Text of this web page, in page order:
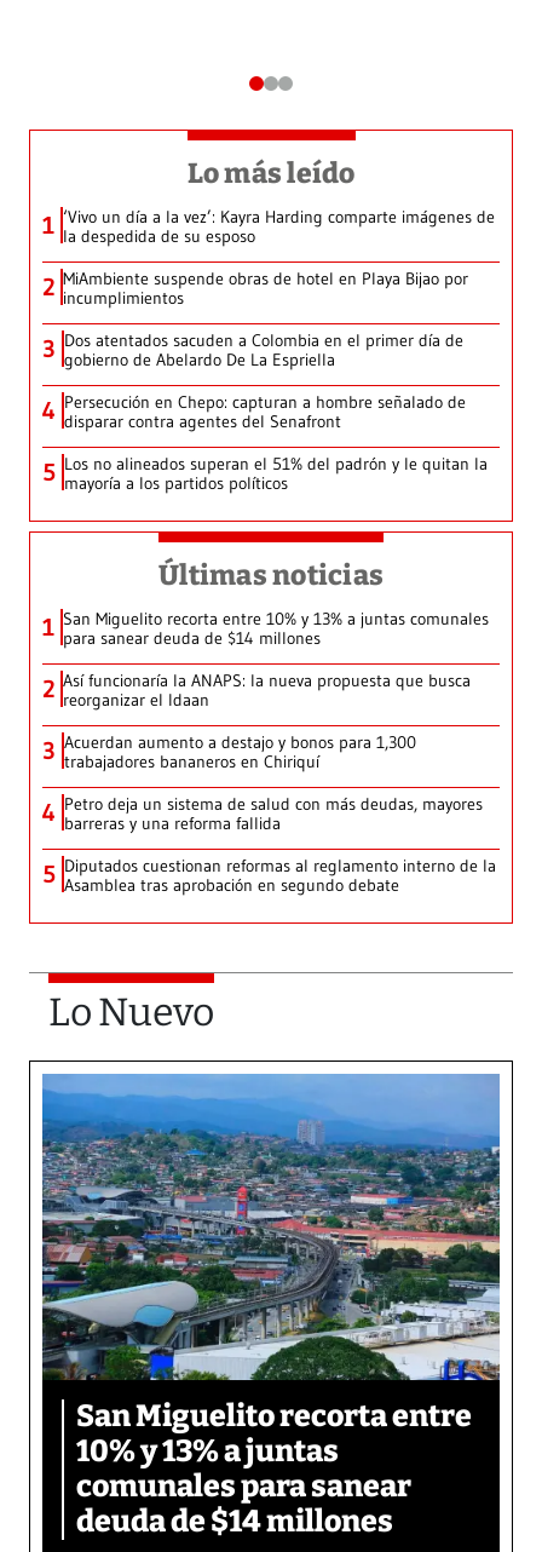
Lo más leído
1 ‘Vivo un día a la vez’: Kayra Harding comparte imágenes de
la despedida de su esposo
2 MiAmbiente suspende obras de hotel en Playa Bijao por
incumplimientos
3 Dos atentados sacuden a Colombia en el primer día de
gobierno de Abelardo De La Espriella
4 Persecución en Chepo: capturan a hombre señalado de
disparar contra agentes del Senafront
5 Los no alineados superan el 51% del padrón y le quitan la
mayoría a los partidos políticos
Últimas noticias
1 San Miguelito recorta entre 10% y 13% a juntas comunales
para sanear deuda de $14 millones
2 Así funcionaría la ANAPS: la nueva propuesta que busca
reorganizar el Idaan
3 Acuerdan aumento a destajo y bonos para 1,300
trabajadores bananeros en Chiriquí
4 Petro deja un sistema de salud con más deudas, mayores
barreras y una reforma fallida
5 Diputados cuestionan reformas al reglamento interno de la
Asamblea tras aprobación en segundo debate
Lo Nuevo
San Miguelito recorta entre
10% y 13% a juntas
comunales para sanear
deuda de $14 millones